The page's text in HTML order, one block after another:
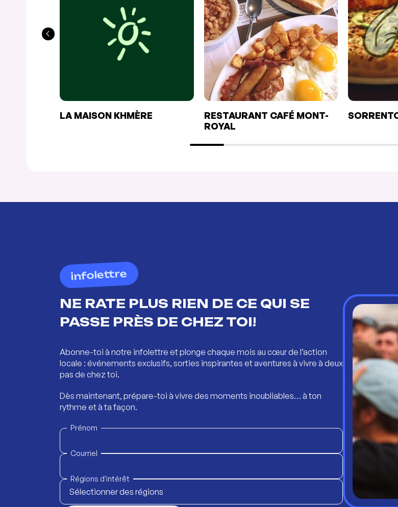
LA MAISON KHMÈRE
RESTAURANT CAFÉ MONT-
ROYAL
infolettre
NE RATE PLUS RIEN DE CE QUI SE
PASSE PRÈS DE CHEZ TOI!
Abonne-toi à notre infolettre et plonge chaque mois au cœur de l’action
locale : événements exclusifs, sorties inspirantes et aventures à vivre à deux
pas de chez toi.
Dès maintenant, prépare-toi à vivre des moments inoubliables… à ton
rythme et à ta façon.
Prénom
Courriel
Régions d'intérêt
Sélectionner des régions